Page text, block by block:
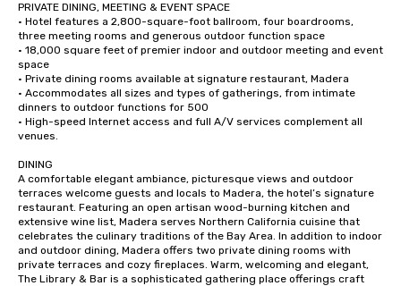
PRIVATE DINING, MEETING & EVENT SPACE
· Hotel features a 2,800-square-foot ballroom, four boardrooms,
three meeting rooms and generous outdoor function space
· 18,000 square feet of premier indoor and outdoor meeting and event
space
· Private dining rooms available at signature restaurant, Madera
· Accommodates all sizes and types of gatherings, from intimate
dinners to outdoor functions for 500
· High-speed Internet access and full A/V services complement all
venues.
DINING
A comfortable elegant ambiance, picturesque views and outdoor
terraces welcome guests and locals to Madera, the hotel’s signature
restaurant. Featuring an open artisan wood-burning kitchen and
extensive wine list, Madera serves Northern California cuisine that
celebrates the culinary traditions of the Bay Area. In addition to indoor
and outdoor dining, Madera offers two private dining rooms with
private terraces and cozy fireplaces. Warm, welcoming and elegant,
The Library & Bar is a sophisticated gathering place offerings craft